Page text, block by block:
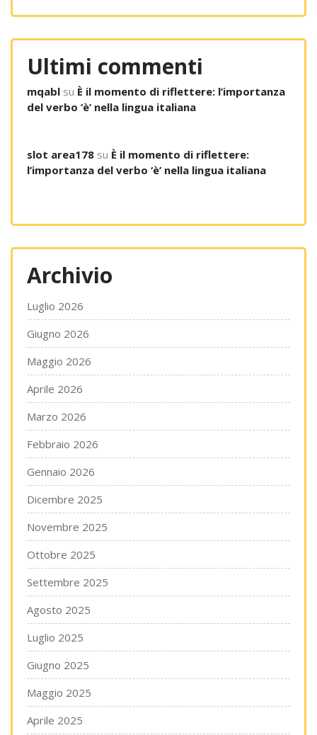
Ultimi commenti
mqabl su È il momento di riflettere: l’importanza
del verbo ‘è’ nella lingua italiana
slot area178 su È il momento di riflettere:
l’importanza del verbo ‘è’ nella lingua italiana
Archivio
Luglio 2026
Giugno 2026
Maggio 2026
Aprile 2026
Marzo 2026
Febbraio 2026
Gennaio 2026
Dicembre 2025
Novembre 2025
Ottobre 2025
Settembre 2025
Agosto 2025
Luglio 2025
Giugno 2025
Maggio 2025
Aprile 2025